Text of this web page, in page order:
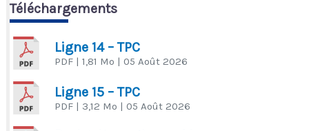
Téléchargements
Ligne 14 – TPC
PDF | 1,81 Mo | 05 Août 2026
Ligne 15 – TPC
PDF | 3,12 Mo | 05 Août 2026